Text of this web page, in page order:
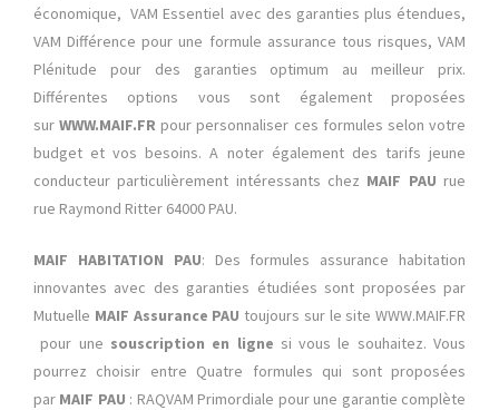
économique, VAM Essentiel avec des garanties plus étendues,
VAM Différence pour une formule assurance tous risques, VAM
Plénitude pour des garanties optimum au meilleur prix.
Différentes options vous sont également proposées
surWWW.MAIF.FR pour personnaliser ces formules selon votre
budget et vos besoins. A noter également des tarifs jeune
conducteur particulièrement intéressants chez MAIF PAU rue
rue Raymond Ritter 64000 PAU.
MAIF HABITATION PAU: Des formules assurance habitation
innovantes avec des garanties étudiées sont proposées par
Mutuelle MAIF Assurance PAU toujours sur le site WWW.MAIF.FR
pour une souscription en ligne si vous le souhaitez. Vous
pourrez choisir entre Quatre formules qui sont proposées
par MAIF PAU : RAQVAM Primordiale pour une garantie complète